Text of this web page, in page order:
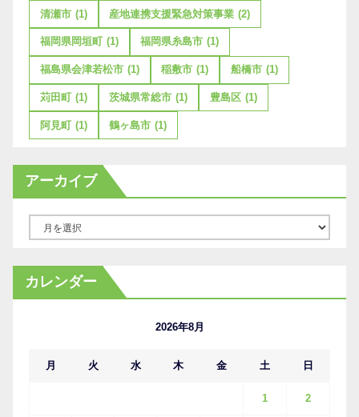
清瀬市 (1) 産地連携支援緊急対策事業 (2)
福岡県岡垣町 (1) 福岡県糸島市 (1)
福島県会津若松市 (1) 稲敷市 (1) 船橋市 (1)
苅田町 (1) 茨城県常総市 (1) 豊島区 (1)
阿見町 (1) 鶴ヶ島市 (1)
アーカイブ
カ
イ
カレンダー
2026年8月
月 火 水 木 金 土 日
1 2